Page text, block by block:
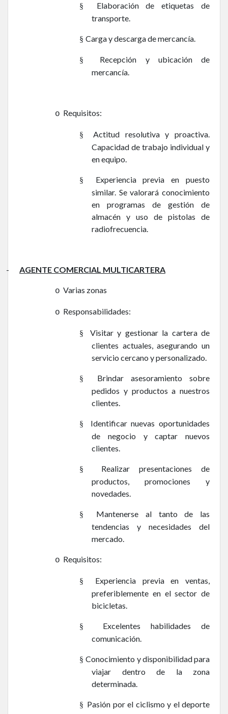
§
Elaboración de etiquetas de
transporte.
§ Carga y descarga de mercancía.
§
Recepción y ubicación de
mercancía.
o Requisitos:
§
Actitud resolutiva y proactiva.
Capacidad de trabajo individual y
en equipo.
§
Experiencia previa en puesto
similar. Se valorará conocimiento
en programas de gestión de
almacén y uso de pistolas de
radiofrecuencia.
- AGENTE COMERCIAL MULTICARTERA
o Varias zonas
o Responsabilidades:
§
Visitar y gestionar la cartera de
clientes actuales, asegurando un
servicio cercano y personalizado.
§
Brindar asesoramiento sobre
pedidos y productos a nuestros
clientes.
§
Identificar nuevas oportunidades
de negocio y captar nuevos
clientes.
§
Realizar presentaciones de
productos, promociones y
novedades.
§
Mantenerse al tanto de las
tendencias y necesidades del
mercado.
o Requisitos:
§
Experiencia previa en ventas,
preferiblemente en el sector de
bicicletas.
§
Excelentes habilidades de
comunicación.
§ Conocimiento y disponibilidad para
viajar dentro de la zona
determinada.
§ Pasión por el ciclismo y el deporte